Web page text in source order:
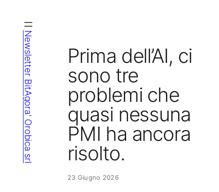
contenuto
Newsletter BitAgora' Orobica srl
Prima dell’AI, ci
sono tre
problemi che
quasi nessuna
PMI ha ancora
risolto.
23 Giugno 2026